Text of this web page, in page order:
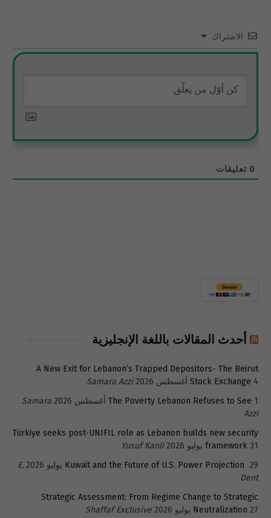
الاشتراك
0 تعليقات
أحدث المقالات باللغة الإنجليزية
A New Exit for Lebanon’s Trapped Depositors- The Beirut
Stock Exchange 4 أغسطس 2026
Samara Azzi
The Poverty Lebanon Refuses to See 1 أغسطس 2026
Samara
Azzi
Türkiye seeks post-UNIFIL role as Lebanon builds new security
framework 31 يوليو 2026
Yusuf Kanli
Kuwait and the Future of U.S. Power Projection 29 يوليو 2026
E.
Dent
Strategic Assessment: From Regime Change to Strategic
Neutralization 27 يوليو 2026 Shaffaf Exclusive